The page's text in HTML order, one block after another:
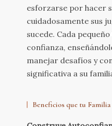
esforzarse por hacer
cuidadosamente sus
sucede. Cada
confianza,
manejar desafíos y
significativa a su
Beneficios que tu